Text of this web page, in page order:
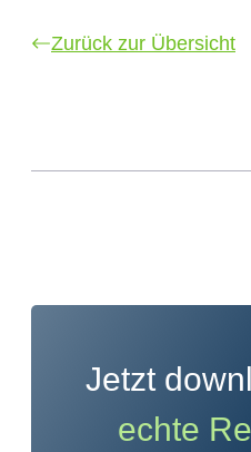
Zurück zur Übersicht
Jetzt
echte